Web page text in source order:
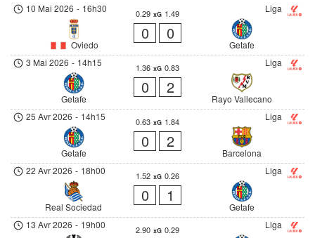
Liga
10 Mai 2026 - 16h30
Oviedo
0.29 xG 1.49
0 0
Getafe
Liga
3 Mai 2026 - 14h15
Getafe
1.36 xG 0.83
0 2
Rayo Vallecano
Liga
25 Avr 2026 - 14h15
Getafe
0.63 xG 1.84
0 2
Barcelona
Liga
22 Avr 2026 - 18h00
Real Sociedad
1.52 xG 0.26
0 1
Getafe
Liga
13 Avr 2026 - 19h00 2.90 xG 0.29